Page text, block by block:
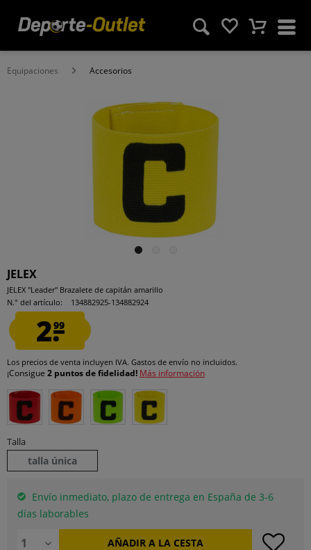
Equipaciones Accesorios
JELEX
JELEX "Leader" Brazalete de capitán amarillo
N.° del artículo:
134882925-134882924
2.99
Los precios de venta incluyen IVA. Gastos de envío no incluidos.
¡Consigue 2 puntos de fidelidad! Más información
Talla
talla única
Envío inmediato, plazo de entrega en España de 3-6
días laborables
AÑADIR A LA CESTA